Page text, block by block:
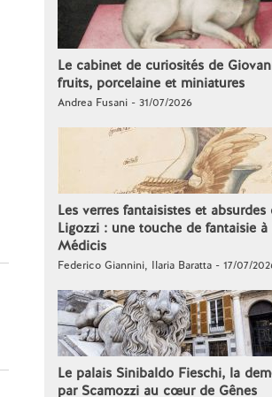
Le cabinet de curiosités de
fruits, porcelaine et miniatures
Andrea Fusani - 31/07/2026
Les verres fantaisistes et
Ligozzi : une touche de fantaisie
Médicis
Federico Giannini, Ilaria Baratta - 17/07/
Le palais Sinibaldo Fieschi, la
par Scamozzi au cœur de Gênes